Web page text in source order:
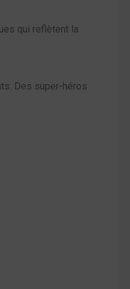
qui reflètent la
Des super-héros